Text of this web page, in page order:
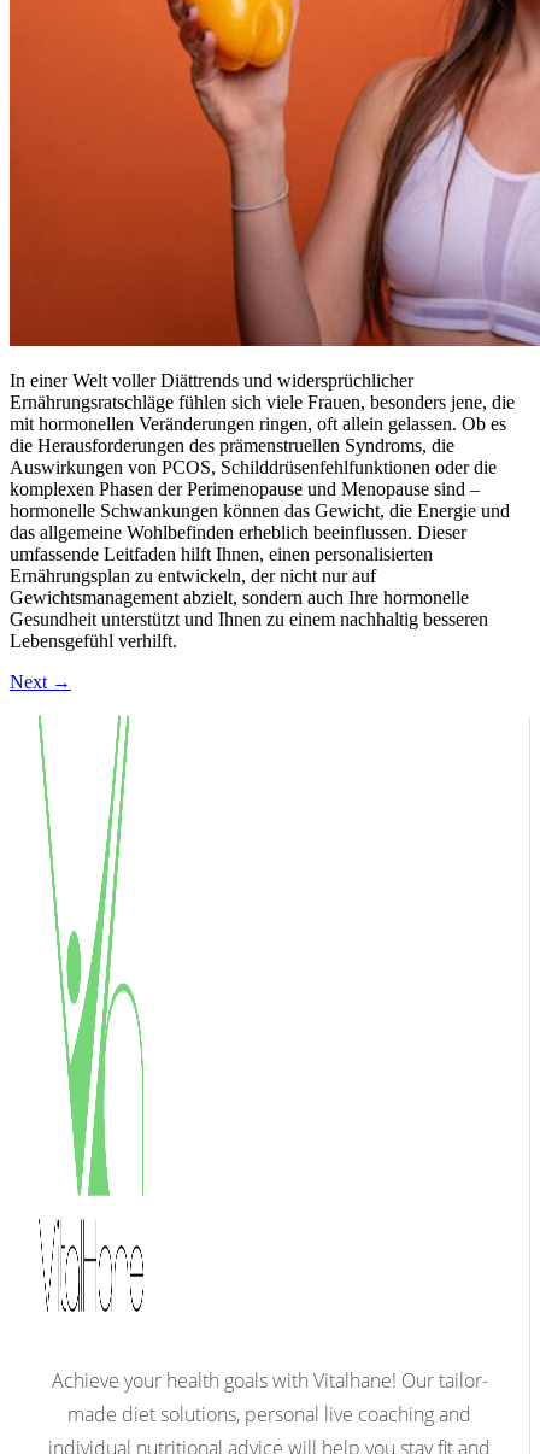
In einer Welt voller Diättrends und widersprüchlicher
Ernährungsratschläge fühlen sich viele Frauen, besonders jene, die
mit hormonellen Veränderungen ringen, oft allein gelassen. Ob es
die Herausforderungen des prämenstruellen Syndroms, die
Auswirkungen von PCOS, Schilddrüsenfehlfunktionen oder die
komplexen Phasen der Perimenopause und Menopause sind –
hormonelle Schwankungen können das Gewicht, die Energie und
das allgemeine Wohlbefinden erheblich beeinflussen. Dieser
umfassende Leitfaden hilft Ihnen, einen personalisierten
Ernährungsplan zu entwickeln, der nicht nur auf
Gewichtsmanagement abzielt, sondern auch Ihre hormonelle
Gesundheit unterstützt und Ihnen zu einem nachhaltig besseren
Lebensgefühl verhilft.
Next →
Achieve your health goals with Vitalhane! Our tailor-
made diet solutions, personal live coaching and
individual nutritional advice will help you stay fit and